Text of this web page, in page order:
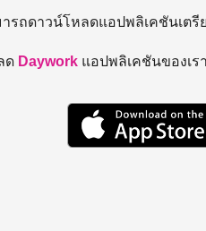
รถดาวน์โหลดแอปพลิเคชันเตรี
ด Daywork แอปพลิเคชันของเร